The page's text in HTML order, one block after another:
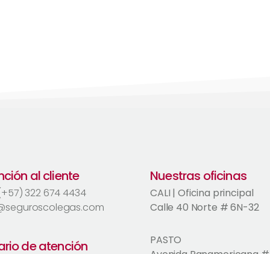
al cliente
322 674 4434
de atención
Nuestras oficinas
CALI | Oficina principal
Calle 40 Norte # 6N-32
PASTO